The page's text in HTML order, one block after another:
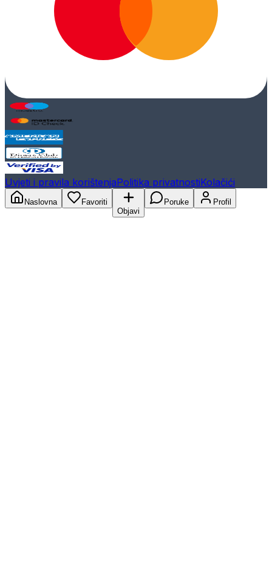
Uvjeti i pravila korištenjaPolitika privatnostiKolačići
Naslovna
Favoriti
Objavi
Poruke Profil